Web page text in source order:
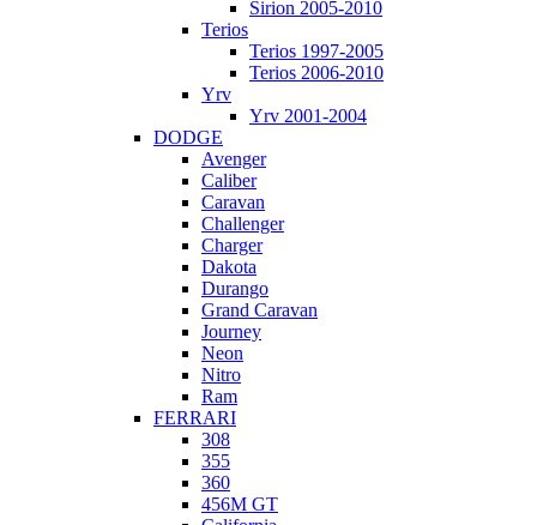
Sirion 2005-2010
Terios
Terios 1997-2005
Terios 2006-2010
Yrv
Yrv 2001-2004
DODGE
Avenger
Caliber
Caravan
Challenger
Charger
Dakota
Durango
Grand Caravan
Journey
Neon
Nitro
Ram
FERRARI
308
355
360
456M GT